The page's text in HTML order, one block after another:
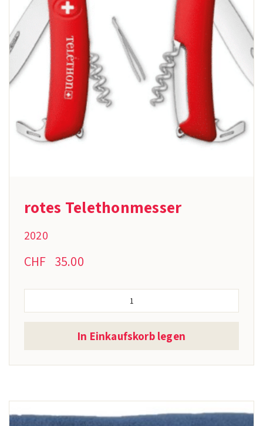
rotes Telethonmesser
2020
CHF 35.00
In Einkaufskorb legen